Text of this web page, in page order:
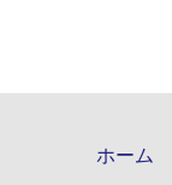
ホーム